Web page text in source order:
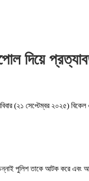
দিয়ে
(২১ সেপ্টেম্বর ২০২৫) বিকেল
পুলিশ তাকে আটক করে এবং